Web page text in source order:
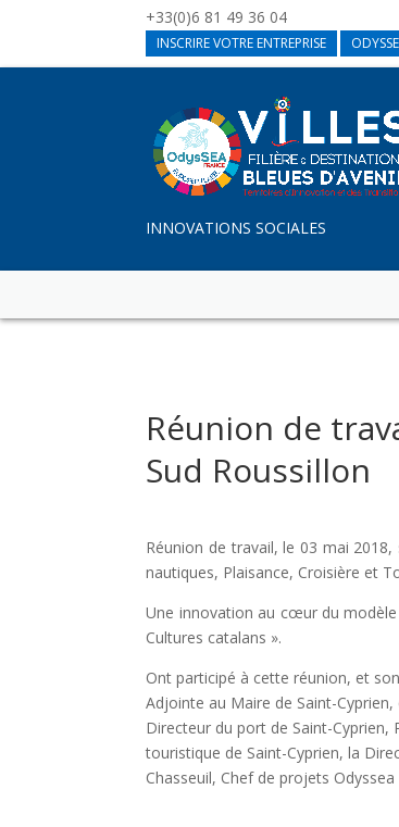
+33(0)6 81 49 36 04
INSCRIRE VOTRE ENTREPRISE
INNOVATIONS SOCIALES
Réunion de
Sud Roussillon
Réunion de travail, le 03 mai
nautiques, Plaisance, Croisière et
Une innovation au cœur du modèle
Cultures catalans ».
Ont participé à cette réunion, et
Adjointe au Maire de Saint-
Directeur du port de Saint-Cyprien,
touristique de Saint-Cyprien, la
Chasseuil, Chef de projets